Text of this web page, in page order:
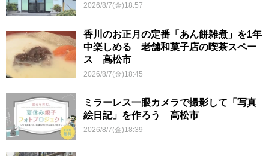
2026/8/7(金)18:57
香川のお正月の定番「あん餅雑煮」を1年
中楽しめる 老舗和菓子店の喫茶スペー
ス 高松市
2026/8/7(金)18:45
ミラーレス一眼カメラで撮影して「写真
絵日記」を作ろう 高松市
2026/8/7(金)18:39